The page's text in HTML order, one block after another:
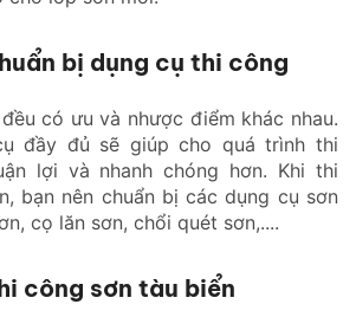
bị dụng cụ thi công
có ưu và nhược điểm khác nhau.
đầy đủ sẽ giúp cho quá trình thi
lợi và nhanh chóng hơn. Khi thi
bạn nên chuẩn bị các dụng cụ sơn
cọ lăn sơn, chổi quét sơn,....
công sơn tàu biển